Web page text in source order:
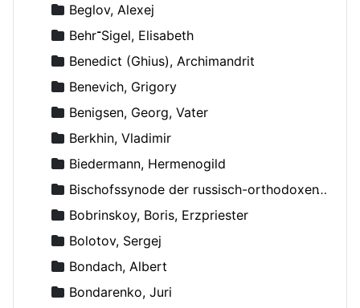
Beglov, Alexej
Behr־Sigel, Elisabeth
Benedict (Ghius), Archimandrit
Benevich, Grigory
Benigsen, Georg, Vater
Berkhin, Vladimir
Biedermann, Hermenogild
Bischofssynode der russisch-orthodoxen Kirche
Bobrinskoy, Boris, Erzpriester
Bolotov, Sergej
Bondach, Albert
Bondarenko, Juri